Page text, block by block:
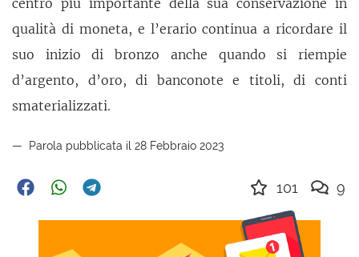
centro più importante della sua conservazione in
qualità di moneta, e l’erario continua a ricordare il
suo inizio di bronzo anche quando si riempie
d’argento, d’oro, di banconote e titoli, di conti
smaterializzati.
Parola pubblicata il 28 Febbraio 2023
101 9